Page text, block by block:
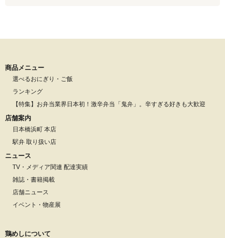
商品メニュー
選べるおにぎり・ご飯
ランキング
【特集】お弁当業界日本初！激辛弁当「鬼弁」。辛すぎる好きも大歓迎
店舗案内
日本橋浜町 本店
駅弁 取り扱い店
ニュース
TV・メディア関連 配達実績
雑誌・書籍掲載
店舗ニュース
イベント・物産展
鶏めしについて